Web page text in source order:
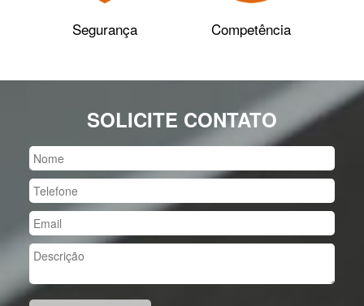
Segurança Competência
SOLICITE CONTATO